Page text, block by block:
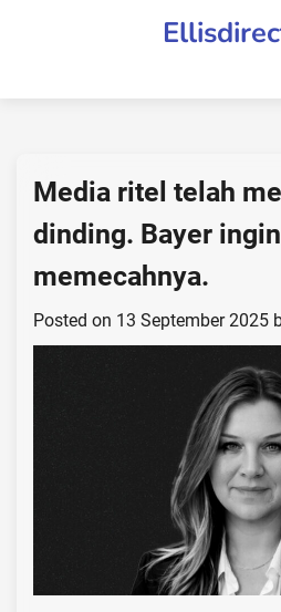
Media ritel telah
dinding. Bayer ingin
memecahnya.
Posted on 13 September 2025